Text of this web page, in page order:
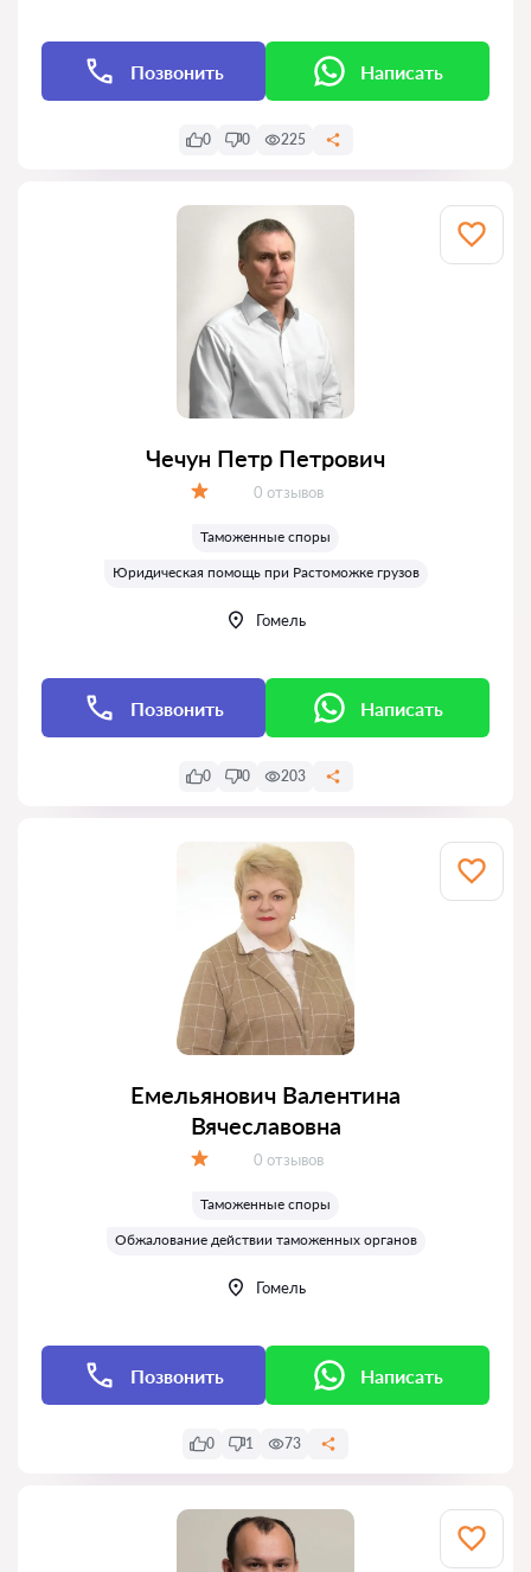
Позвонить Написать
0 0 225
Чечун Петр Петрович
Отзывов:
0 отзывов
Таможенные споры
Юридическая помощь при Растоможке грузов
Гомель
Позвонить Написать
0 0 203
Емельянович Валентина
Вячеславовна
Отзывов:
0 отзывов
Таможенные споры
Обжалование действии таможенных органов
Гомель
Позвонить Написать
0 1 73